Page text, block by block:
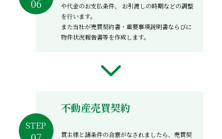
や代金のお支払条件、 お引渡しの時期などの調整
を行います。
また当社が売買契約書・重要事項説明書ならびに
物件状況報告書等を作成します。
STEP
不動産売買契約
買主様と諸条件の合意がなされましたら、売買契